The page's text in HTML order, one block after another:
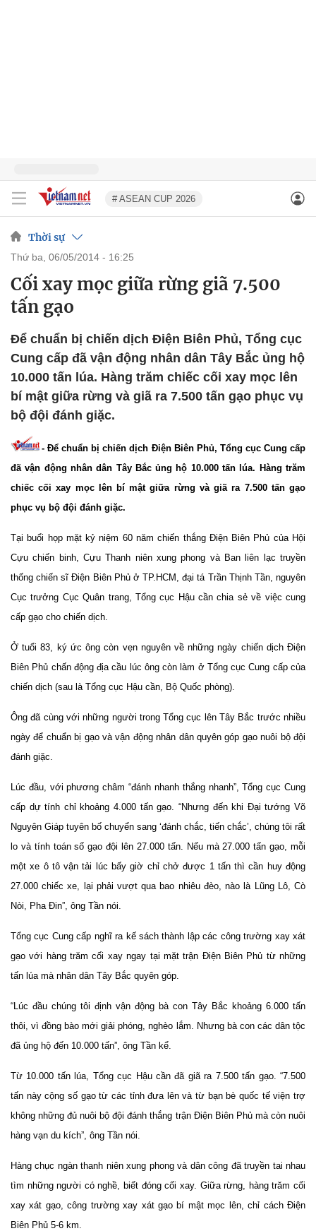
# ASEAN CUP 2026
Thời sự
thứ ba, 06/05/2014 - 16:25
Cối xay mọc giữa rừng giã 7.500
tấn gạo
Để chuẩn bị chiến dịch Điện Biên Phủ, Tổng cục
Cung cấp đã vận động nhân dân Tây Bắc ủng hộ
10.000 tấn lúa. Hàng trăm chiếc cối xay mọc lên
bí mật giữa rừng và giã ra 7.500 tấn gạo phục vụ
bộ đội đánh giặc.
- Để chuẩn bị chiến dịch Điện Biên Phủ, Tổng cục Cung cấp
đã vận động nhân dân Tây Bắc ủng hộ 10.000 tấn lúa. Hàng trăm
chiếc cối xay mọc lên bí mật giữa rừng và giã ra 7.500 tấn gạo
phục vụ bộ đội đánh giặc.
Tại buổi họp mặt kỷ niệm 60 năm chiến thắng Điện Biên Phủ của Hội
Cựu chiến binh, Cựu Thanh niên xung phong và Ban liên lạc truyền
thống chiến sĩ Điện Biên Phủ ở TP.HCM, đại tá Trần Thịnh Tần, nguyên
Cục trưởng Cục Quân trang, Tổng cục Hậu cần chia sẻ về việc cung
cấp gạo cho chiến dịch.
Ở tuổi 83, ký ức ông còn vẹn nguyên về những ngày chiến dịch Điện
Biên Phủ chấn động địa cầu lúc ông còn làm ở Tổng cục Cung cấp của
chiến dịch (sau là Tổng cục Hậu cần, Bộ Quốc phòng).
Ông đã cùng với những người trong Tổng cục lên Tây Bắc trước nhiều
ngày để chuẩn bị gạo và vận động nhân dân quyên góp gạo nuôi bộ đội
đánh giặc.
Lúc đầu, với phương châm “đánh nhanh thắng nhanh”, Tổng cục Cung
cấp dự tính chỉ khoảng 4.000 tấn gạo. “Nhưng đến khi Đại tướng Võ
Nguyên Giáp tuyên bố chuyển sang ‘đánh chắc, tiến chắc’, chúng tôi rất
lo và tính toán số gạo đội lên 27.000 tấn. Nếu mà 27.000 tấn gạo, mỗi
một xe ô tô vận tải lúc bấy giờ chỉ chở được 1 tấn thì cần huy động
27.000 chiếc xe, lại phải vượt qua bao nhiêu đèo, nào là Lũng Lô, Cò
Nòi, Pha Đin”, ông Tần nói.
Tổng cục Cung cấp nghĩ ra kế sách thành lập các công trường xay xát
gạo với hàng trăm cối xay ngay tại mặt trận Điện Biên Phủ từ những
tấn lúa mà nhân dân Tây Bắc quyên góp.
“Lúc đầu chúng tôi định vận động bà con Tây Bắc khoảng 6.000 tấn
thôi, vì đồng bào mới giải phóng, nghèo lắm. Nhưng bà con các dân tộc
đã ủng hộ đến 10.000 tấn”, ông Tần kể.
Từ 10.000 tấn lúa, Tổng cục Hậu cần đã giã ra 7.500 tấn gạo. “7.500
tấn này cộng số gạo từ các tỉnh đưa lên và từ bạn bè quốc tế viện trợ
không những đủ nuôi bộ đội đánh thắng trận Điện Biên Phủ mà còn nuôi
hàng vạn du kích”, ông Tần nói.
Hàng chục ngàn thanh niên xung phong và dân công đã truyền tai nhau
tìm những người có nghề, biết đóng cối xay. Giữa rừng, hàng trăm cối
xay xát gạo, công trường xay xát gạo bí mật mọc lên, chỉ cách Điện
Biên Phủ 5-6 km.